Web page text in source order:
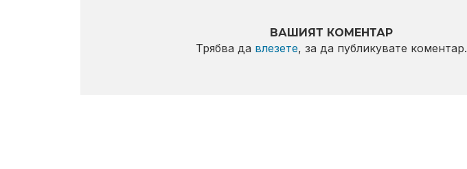
ВАШИЯТ КОМЕНТАР
Трябва да влезете, за да публикувате коментар.